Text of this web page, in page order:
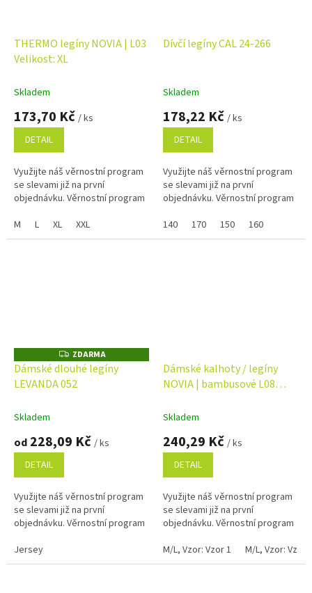
THERMO legíny NOVIA | L03
Velikost: XL
Skladem
173,70 Kč / ks
DETAIL
Využijte náš věrnostní program
se slevami již na první
objednávku. Věrnostní program
M
L XL XXL
Dívčí legíny CAL 24-266
Skladem
178,22 Kč / ks
DETAIL
Využijte náš věrnostní program
se slevami již na první
objednávku. Věrnostní program
140
170 150 160
Z
D
A
R
ZDARMA
Dámské dlouhé legíny
LEVANDA 052
Skladem
od 228,09 Kč / ks
DETAIL
Využijte náš věrnostní program
se slevami již na první
objednávku. Věrnostní program
Jersey
Dámské kalhoty / legíny
NOVIA | bambusové L08
Skladem
240,29 Kč / ks
DETAIL
Využijte náš věrnostní program
se slevami již na první
objednávku. Věrnostní program
M/L, Vzor: Vzor 1
M/L, Vzor: Vzor